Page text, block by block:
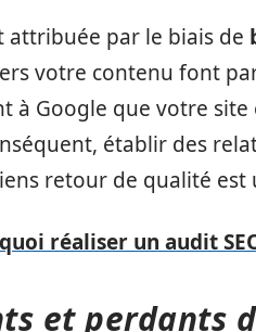
attribuée par le biais de
votre contenu font
à Google que votre
établir des
retour de qualité est
réaliser un audit
et perdants